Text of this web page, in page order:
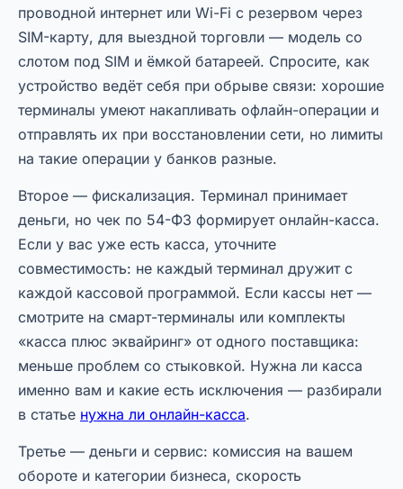
проводной интернет или Wi-Fi с резервом через
SIM-карту, для выездной торговли — модель со
слотом под SIM и ёмкой батареей. Спросите, как
устройство ведёт себя при обрыве связи: хорошие
терминалы умеют накапливать офлайн-операции и
отправлять их при восстановлении сети, но лимиты
на такие операции у банков разные.
Второе — фискализация. Терминал принимает
деньги, но чек по 54-ФЗ формирует онлайн-касса.
Если у вас уже есть касса, уточните
совместимость: не каждый терминал дружит с
каждой кассовой программой. Если кассы нет —
смотрите на смарт-терминалы или комплекты
«касса плюс эквайринг» от одного поставщика:
меньше проблем со стыковкой. Нужна ли касса
именно вам и какие есть исключения — разбирали
в статье нужна ли онлайн-касса.
Третье — деньги и сервис: комиссия на вашем
обороте и категории бизнеса, скорость